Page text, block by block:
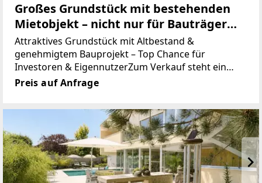
Großes Grundstück mit bestehenden
Mietobjekt – nicht nur für Bauträger
auch für Private top geeignet
Attraktives Grundstück mit Altbestand &
genehmigtem Bauprojekt – Top Chance für
Investoren & EigennutzerZum Verkauf steht ein
sehr attraktives Grundstück inklusive voll
bewohnbarem Altbestand, aktuell vermietet bis
Preis auf Anfrage